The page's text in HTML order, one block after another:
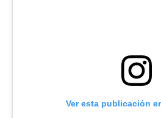
Ver esta publicación